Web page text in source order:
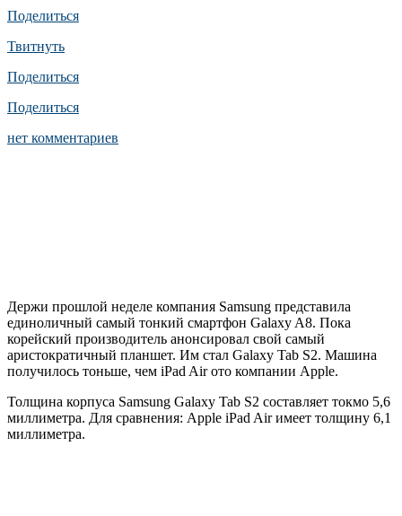
Поделиться
Твитнуть
Поделиться
Поделиться
нет комментариев
Держи прошлой неделе компания Samsung представила
единоличный самый тонкий смартфон Galaxy A8. Пока
корейский производитель анонсировал свой самый
аристократичный планшет. Им стал Galaxy Tab S2. Машина
получилось тоньше, чем iPad Air ото компании Apple.
Толщина корпуса Samsung Galaxy Tab S2 составляет токмо 5,6
миллиметра. Для сравнения: Apple iPad Air имеет толщину 6,1
миллиметра.